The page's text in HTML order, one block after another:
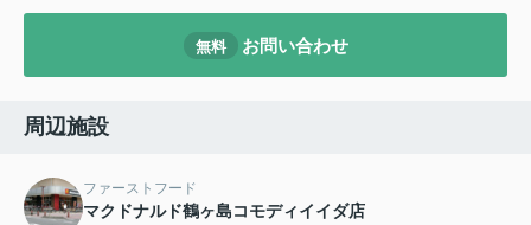
無料 お問い合わせ
周辺施設
ファーストフード
マクドナルド鶴ヶ島コモディイイダ店